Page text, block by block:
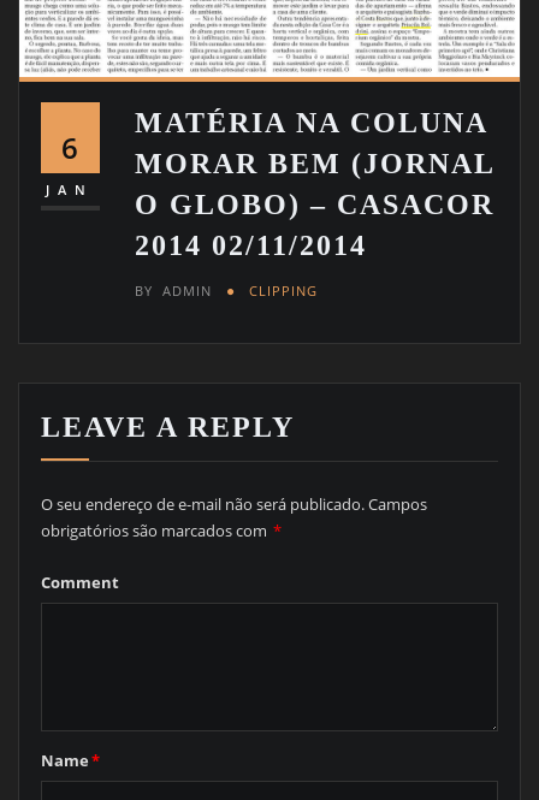
6
JAN
MATÉRIA NA COLUNA
MORAR BEM (JORNAL
O GLOBO) – CASACOR
2014 02/11/2014
BY ADMIN CLIPPING
LEAVE A REPLY
O seu endereço de e-mail não será publicado.Campos
obrigatórios são marcados com *
Comment
Name*